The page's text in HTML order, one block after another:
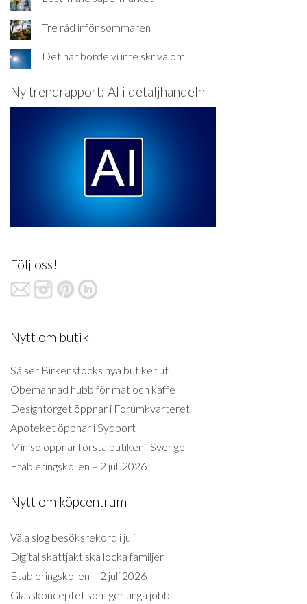
Tre råd inför sommaren
Det här borde vi inte skriva om
Ny trendrapport: AI i detaljhandeln
Följ oss!
Nytt om butik
Så ser Birkenstocks nya butiker ut
Obemannad hubb för mat och kaffe
Designtorget öppnar i Forumkvarteret
Apoteket öppnar i Sydport
Miniso öppnar första butiken i Sverige
Etableringskollen – 2 juli 2026
Nytt om köpcentrum
Väla slog besöksrekord i juli
Digital skattjakt ska locka familjer
Etableringskollen – 2 juli 2026
Glasskonceptet som ger unga jobb